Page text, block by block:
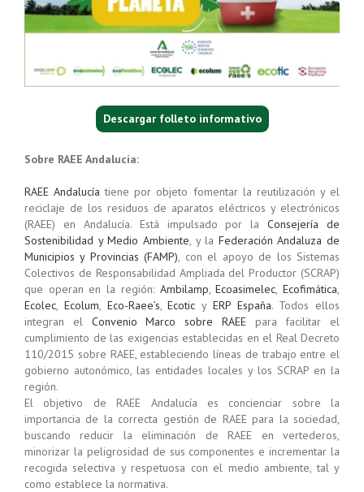
Descargar folleto informativo
Sobre RAEE Andalucía:
RAEE Andalucía tiene por objeto fomentar la reutilización y el
reciclaje de los residuos de aparatos eléctricos y electrónicos
(RAEE) en Andalucía. Está impulsado por laConsejería de
Sostenibilidad y Medio Ambiente, y la Federación Andaluza de
Municipios y Provincias (FAMP), con el apoyo de los Sistemas
Colectivos de Responsabilidad Ampliada del Productor (SCRAP)
que operan en la región: Ambilamp,Ecoasimelec,Ecofimática,
Ecolec, Ecolum, Eco-Raee’s,Ecotic y ERP España. Todos ellos
integran el Convenio Marco sobre RAEEpara facilitar el
cumplimiento de las exigencias establecidas en el Real Decreto
110/2015 sobre RAEE, estableciendo líneas de trabajo entre el
gobierno autonómico, las entidades locales y los SCRAP en la
región.
El objetivo de RAEE Andalucía es concienciar sobre la
importancia de la correcta gestión de RAEE para la sociedad,
buscando reducir la eliminación de RAEE en vertederos,
minorizar la peligrosidad de sus componentes e incrementar la
recogida selectiva y respetuosa con el medio ambiente, tal y
como establece la normativa.